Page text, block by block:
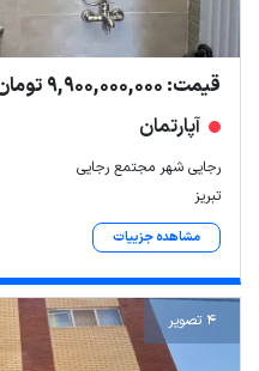
قیمت: 9,900,000,000 تومان
آپارتمان
رجایی شهر مجتمع رجایی
تبریز
مشاهده جزییات
4 تصویر